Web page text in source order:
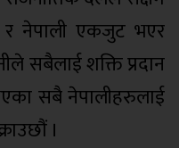
र नेपाली एकजुट भएर
सबैलाई शक्ति प्रदान
सबै नेपालीहरुलाई
।